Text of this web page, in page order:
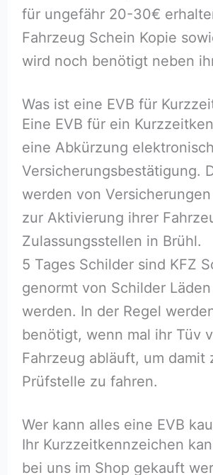
für ungefähr 20-30€
Fahrzeug Schein Kopie
wird noch benötigt neben
Was ist eine EVB für
Eine EVB für ein
eine Abkürzung
Versicherungsbestätigung.
werden von
zur Aktivierung ihrer
Zulassungsstellen in Brühl.
5 Tages Schilder sind KFZ
genormt von Schilder
werden. In der Regel
benötigt, wenn mal ihr Tüv
Fahrzeug abläuft, um damit
Prüfstelle zu fahren.
Wer kann alles eine EVB
Ihr Kurzzeitkennzeichen
bei uns im Shop gekauft